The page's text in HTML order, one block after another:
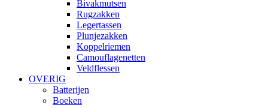
Bivakmutsen
Rugzakken
Legertassen
Plunjezakken
Koppelriemen
Camouflagenetten
Veldflessen
OVERIG
Batterijen
Boeken